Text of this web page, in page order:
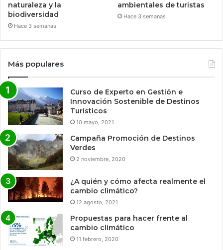
naturaleza y la
biodiversidad
Hace 3 semanas
ambientales de turistas
Hace 3 semanas
Más populares
Curso de Experto en Gestión e
Innovación Sostenible de Destinos
Turísticos
10 mayo, 2021
Campaña Promoción de Destinos
Verdes
2 noviembre, 2020
¿A quién y cómo afecta realmente el
cambio climático?
12 agosto, 2021
Propuestas para hacer frente al
cambio climático
11 febrero, 2020